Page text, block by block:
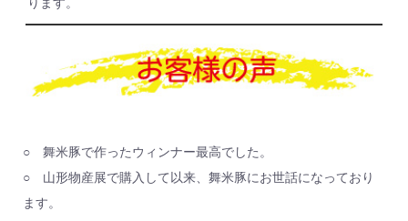
○ 舞米豚で作ったウィンナー最高でした。
○ 山形物産展で購入して以来、舞米豚にお世話になっており
ます。